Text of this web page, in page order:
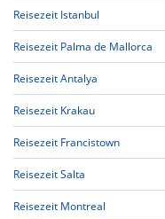
Reisezeit Istanbul
Reisezeit Palma de Mallorca
Reisezeit Antalya
Reisezeit Krakau
Reisezeit Francistown
Reisezeit Salta
Reisezeit Montreal